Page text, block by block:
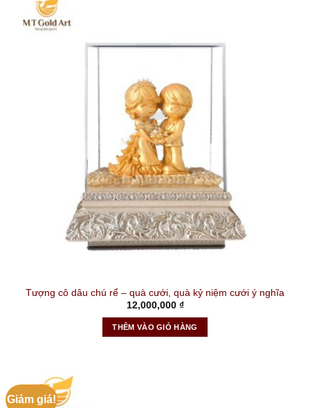
Tượng cô dâu chú rể – quà cưới, quà kỷ niệm cưới ý nghĩa
12,000,000 ₫
THÊM VÀO GIỎ HÀNG
Giảm giá!